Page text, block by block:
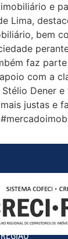
e
Lima,
bem
faz
com a
Dener
justas e